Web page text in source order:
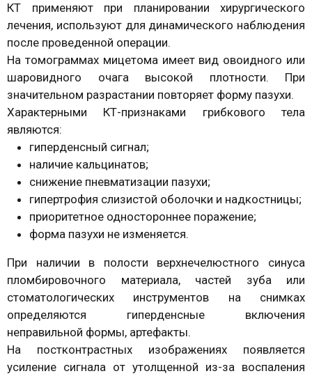
КТ применяют при планировании хирургического
лечения, используют для динамического наблюдения
после проведенной операции.
На томограммах мицетома имеет вид овоидного или
шаровидного очага высокой плотности. При
значительном разрастании повторяет форму пазухи.
Характерными КТ-признаками грибкового тела
являются:
гиперденсный сигнал;
наличие кальцинатов;
снижение пневматизации пазухи;
гипертрофия слизистой оболочки и надкостницы;
приоритетное одностороннее поражение;
форма пазухи не изменяется.
При наличии в полости верхнечелюстного синуса
пломбировочного материала, частей зуба или
стоматологических инструментов на снимках
определяются гиперденсные включения
неправильной формы, артефакты.
На постконтрастных изображениях появляется
усиление сигнала от утолщенной из-за воспаления